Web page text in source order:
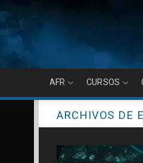
content
AFR CURSOS
ARCHIVOS DE